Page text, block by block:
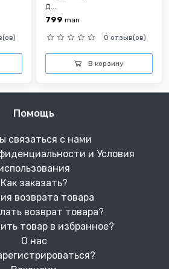
д...
799 man
0 отзыв(ов)
В корзину
Помощь
связаться с нами
и Условия
Как заказать?
возврата товара
возврат товара?
товар в избранное?
О нас